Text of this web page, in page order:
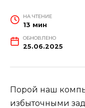
НА ЧТЕНИЕ
13 мин
ОБНОВЛЕНО
25.06.2025
Порой наш
избыточными